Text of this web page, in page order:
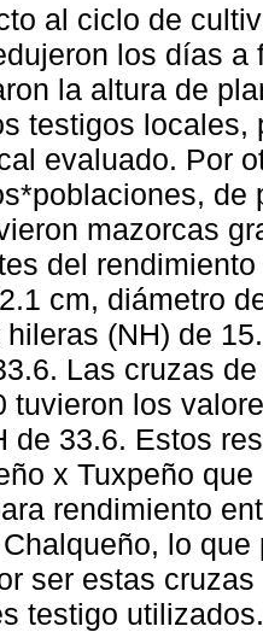
al ciclo de
los días
la altura de
testigos locales,
evaluado. Por
mazorcas
del
cm, diámetro
hileras (NH) de
Las cruzas
tuvieron los
de 33.6. Estos
x Tuxpeño
rendimiento
lo
ser estas
testigo utilizados.